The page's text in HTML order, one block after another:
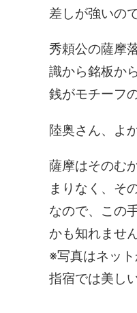
差しが強いの
秀頼公の薩摩
識から銘板か
銭がモチーフ
陸奥さん、よ
薩摩はそのむ
まりなく、そ
なので、この
かも知れません
※写真はネッ
指宿では美し